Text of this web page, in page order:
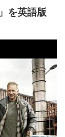
を英語版